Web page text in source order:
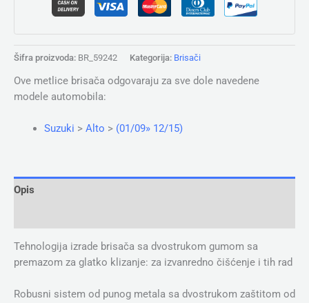
Šifra proizvoda: BR_59242 Kategorija: Brisači
Ove metlice brisača odgovaraju za sve dole navedene
modele automobila:
Suzuki > Alto > (01/09» 12/15)
Opis
Tehnologija izrade brisača sa dvostrukom gumom sa
premazom za glatko klizanje: za izvanredno čišćenje i tih rad
Robusni sistem od punog metala sa dvostrukom zaštitom od